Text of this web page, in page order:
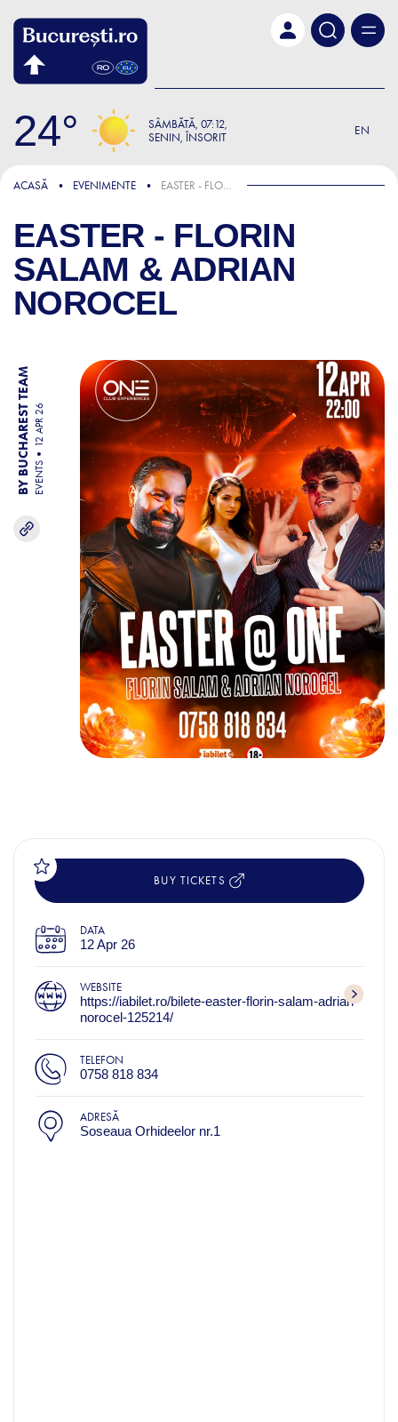
24 SÂMBĂTĂ 07:12
SENIN, ÎNSORIT
EN
ACASĂ EVENIMENTE EASTER - FLORIN SALAM & ADRIAN NOROCEL
EASTER - FLORIN
SALAM & ADRIAN
NOROCEL
BY BUCHAREST TEAM EVENTS
12 APR 26
BUY TICKETS
DATA
12 Apr 26
WEBSITE
https://iabilet.ro/bilete-easter-florin-salam-adrian-
norocel-125214/
TELEFON
0758 818 834
ADRESĂ
Soseaua Orhideelor nr.1